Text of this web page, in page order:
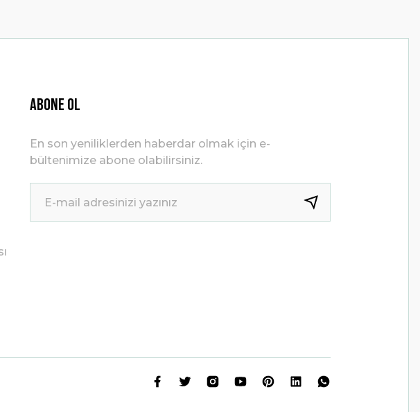
ABONE OL
En son yeniliklerden haberdar olmak için e-
bültenimize abone olabilirsiniz.